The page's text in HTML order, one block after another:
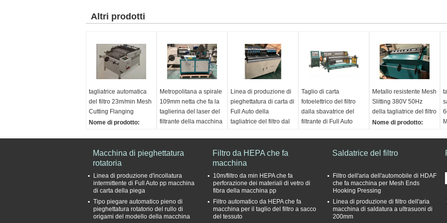
Altri prodotti
tagliatrice automatica
del filtro 23m/min Mesh
Cutting Flanging
Nome di prodotto:
Cutting And Flanging
Machine
tasso di produzione:
23m/min
Larghezza di lavoro
massima:1000mm
Circonferenza minima:
Metropolitana a spirale
109mm netta che fa la
taglierina del laser del
filtrante della macchina
pieghettatura rotatoria
di pieghettatura di carta
rotatoria della
macchina del filtro de
Gamma del diametro:
90MM-400MM
Larghezza netta:
Linea di produzione di
pieghettatura di carta di
Full Auto della
tagliatrice del filtro dal
Linea di produzione di
pieghettatura di carta
del coltello di Full Auto
tagliatrice del filtro
Velocità:0.5m/min-
12m/min (regolabile)
larghezza regolabile:
Taglio di carta
fotoelettrico del filtro
dalla sbavatrice del
filtrante di Full Auto
Mesh Slitting Machine
metallo del filtrante
Larghezza di taglio
disponibile:≤1200mm
bobina ritornare
velocità:
≤90m/min
Metallo resistente Mesh
Slitting 380V 50Hz
della tagliatrice del filtro
Nome di prodotto:
Filter Cutting del
velocità di
progettazione:
20m/min
Powe totale:1.5KW
tensione 3.Supply:
Macchina di pieghettatura
rotatoria
Linea di produzione d'incollatura
intermittente di Full Auto pp macchina
di carta della piega
Tipo piegare automatico pieno di
pieghettatura rotatorio del rullo di
origami del modello della macchina
Filtro da HEPA che fa
macchina
10m/filtro da min HEPA che fa
perforazione dei materiali di vetro di
fibra della macchina pp
Filtro automatico da HEPA che fa
macchina per il taglio del filtro a sacco
del tessuto
Saldatrice del filtro
Filtro dell'aria dell'automobile di HDAF
che fa macchina per Mesh Ends
Hooking Pressing
Linea di produzione di filtro dell'aria
macchina di saldatura a ultrasuoni di
200mm